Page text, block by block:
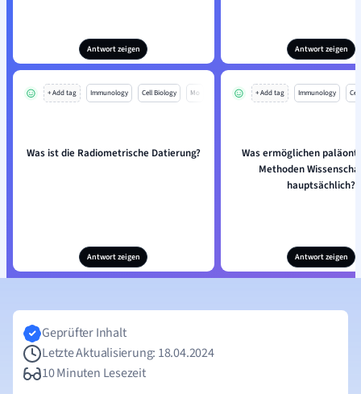
Antwort zeigen Antwort zeigen
+ Add tag Immunology Cell Biology Mo
Was ist die Radiometrische Datierung?
Antwort zeigen
+ Add tag Immunology
Was ermöglichen
Methoden
hauptsächlich?
Antwort zeigen
Geprüfter Inhalt
Letzte Aktualisierung: 18.04.2024
10 Minuten Lesezeit